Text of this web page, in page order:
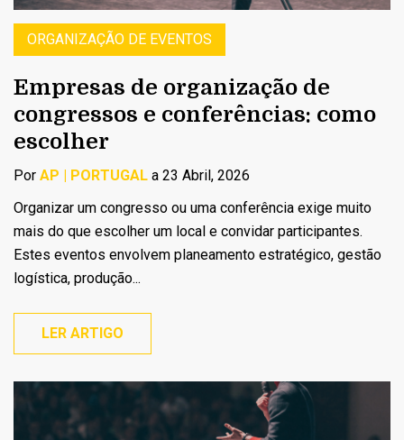
ORGANIZAÇÃO DE EVENTOS
Empresas de organização de
congressos e conferências: como
escolher
Por AP | PORTUGAL a 23 Abril, 2026
Organizar um congresso ou uma conferência exige muito
mais do que escolher um local e convidar participantes.
Estes eventos envolvem planeamento estratégico, gestão
logística, produção...
LER ARTIGO